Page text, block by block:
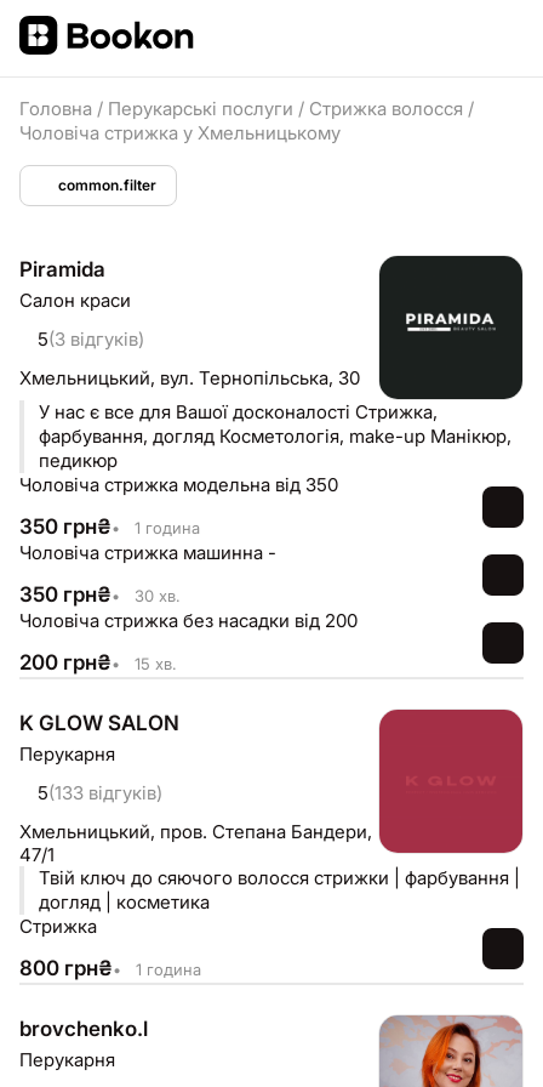
Головна / Перукарські послуги / Стрижка волосся /
Чоловіча стрижка у Хмельницькому
common.filter
Piramida
Салон краси
5(3 відгуків)
Хмельницький, вул. Тернопільська, 30
У нас є все для Вашої досконалості Стрижка,
фарбування, догляд Косметологія, make-up Манікюр,
педикюр
Чоловіча стрижка модельна від 350
350 грн₴• 1 година
Чоловіча стрижка машинна -
350 грн₴• 30 хв.
Чоловіча стрижка без насадки від 200
200 грн₴• 15 хв.
K GLOW SALON
Перукарня
5(133 відгуків)
Хмельницький, пров. Степана Бандери,
47/1
Твій ключ до сяючого волосся стрижки | фарбування |
догляд | косметика
Стрижка
800 грн₴• 1 година
brovchenko.l
Перукарня